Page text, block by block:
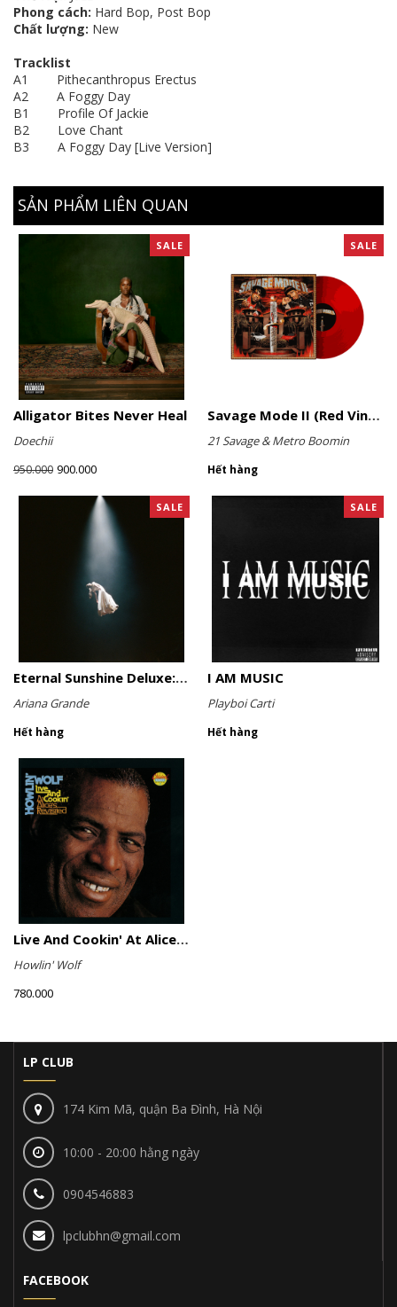
Phong cách: Hard Bop, Post Bop
Chất lượng: New
Tracklist
A1 Pithecanthropus Erectus
A2 A Foggy Day
B1 Profile Of Jackie
B2 Love Chant
B3 A Foggy Day [Live Version]
SẢN PHẨM LIÊN QUAN
SALE
Alligator Bites Never Heal
Doechii
950.000 900.000
SALE
Savage Mode II (Red Vinyl)
21 Savage & Metro Boomin
Hết hàng
SALE
Eternal Sunshine Deluxe: Brighter Days Ahead (Translucent Marble Vinyl)
Ariana Grande
Hết hàng
SALE
I AM MUSIC
Playboi Carti
Hết hàng
Live And Cookin' At Alice's Revisited
Howlin' Wolf
780.000
LP CLUB
174 Kim Mã, quận Ba Đình, Hà Nội
10:00 - 20:00 hằng ngày
0904546883
lpclubhn@gmail.com
FACEBOOK